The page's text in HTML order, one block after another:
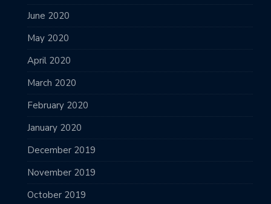
June 2020
May 2020
April 2020
March 2020
February 2020
January 2020
December 2019
November 2019
October 2019